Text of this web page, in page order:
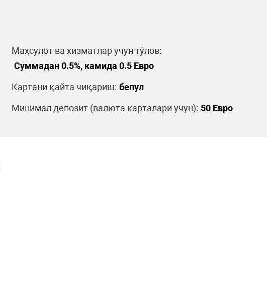
Маҳсулот ва хизматлар учун тўлов:
Суммадан 0.5%, камида 0.5 Евро
Картани қайта чиқариш: бепул
Минимал депозит (валюта карталари учун): 50 Евро